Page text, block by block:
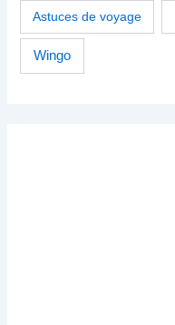
Astuces de voyage
Wingo